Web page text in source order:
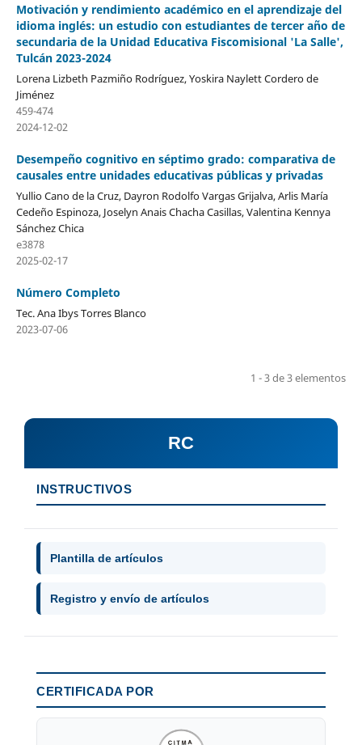
Motivación y rendimiento académico en el aprendizaje del
idioma inglés: un estudio con estudiantes de tercer año de
secundaria de la Unidad Educativa Fiscomisional 'La Salle',
Tulcán 2023-2024
Lorena Lizbeth Pazmiño Rodríguez, Yoskira Naylett Cordero de
Jiménez
459-474
2024-12-02
Desempeño cognitivo en séptimo grado: comparativa de
causales entre unidades educativas públicas y privadas
Yullio Cano de la Cruz, Dayron Rodolfo Vargas Grijalva, Arlis María
Cedeño Espinoza, Joselyn Anais Chacha Casillas, Valentina Kennya
Sánchez Chica
e3878
2025-02-17
Número Completo
Tec. Ana Ibys Torres Blanco
2023-07-06
1 - 3 de 3 elementos
RC
INSTRUCTIVOS
Plantilla de artículos
Registro y envío de artículos
CERTIFICADA POR